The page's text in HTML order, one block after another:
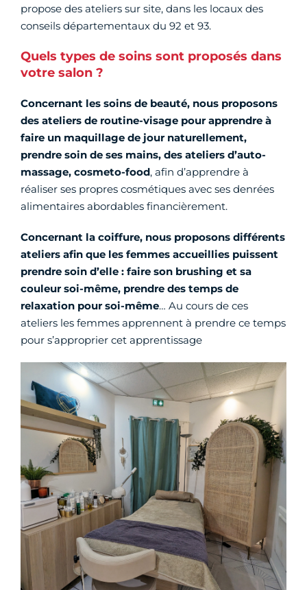
propose des ateliers sur site, dans les locaux des
conseils départementaux du 92 et 93.
Quels types de soins sont proposés dans
votre salon ?
Concernant les soins de beauté, nous proposons
des ateliers de routine-visage pour apprendre à
faire un maquillage de jour naturellement,
prendre soin de ses mains, des ateliers d’auto-
massage, cosmeto-food, afin d’apprendre à
réaliser ses propres cosmétiques avec ses denrées
alimentaires abordables financièrement.
Concernant la coiffure, nous proposons différents
ateliers afin que les femmes accueillies puissent
prendre soin d’elle : faire son brushing et sa
couleur soi-même, prendre des temps de
relaxation pour soi-même… Au cours de ces
ateliers les femmes apprennent à prendre ce temps
pour s’approprier cet apprentissage